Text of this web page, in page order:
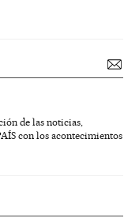
de las noticias,
con los acontecimientos